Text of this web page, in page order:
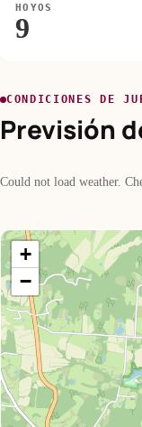
HOYOS
9
CONDICIONES DE
Previsión
Could not load weather.
+
−